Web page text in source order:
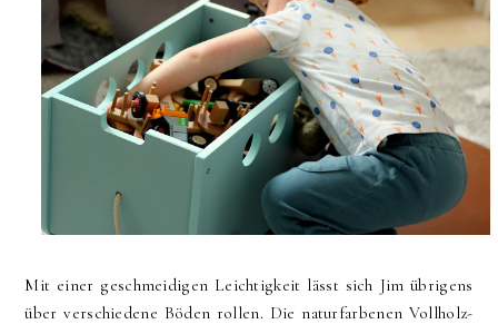
Mit einer geschmeidigen Leichtigkeit lässt sich Jim übrigens
über verschiedene Böden rollen. Die naturfarbenen Vollholz-